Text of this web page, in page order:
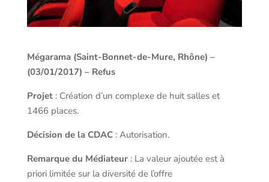
Mégarama (Saint-Bonnet-de-Mure, Rhône) –
(03/01/2017) – Refus
Projet: Création d’un complexe de huit salles et
1466 places.
Décision de la CDAC : Autorisation.
Remarque du Médiateur : La valeur ajoutée est à
priori limitée sur la diversité de l’offre